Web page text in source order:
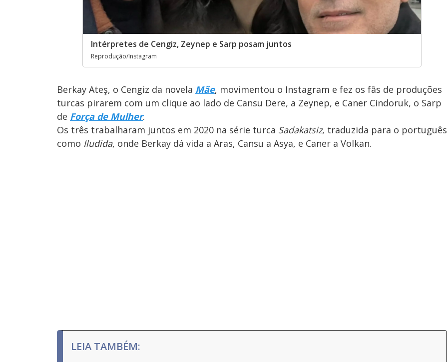
Intérpretes de Cengiz, Zeynep e Sarp posam juntos
Reprodução/Instagram
Berkay Ateş, o Cengiz da novela Mãe, movimentou o Instagram e fez os fãs de produções
turcas pirarem com um clique ao lado de Cansu Dere, a Zeynep, e Caner Cindoruk, o Sarp
de Força de Mulher.
Os três trabalharam juntos em 2020 na série turca Sadakatsiz, traduzida para o português
como Iludida, onde Berkay dá vida a Aras, Cansu a Asya, e Caner a Volkan.
LEIA TAMBÉM: